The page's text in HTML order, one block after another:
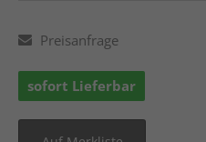
Preisanfrage
sofort Lieferbar